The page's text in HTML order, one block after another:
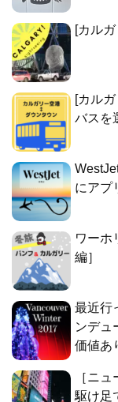
[カル
[カル
バスを
にアプ
ワーホ
編］
最近行
ンデュ
価値あ
［ニ
駆け足